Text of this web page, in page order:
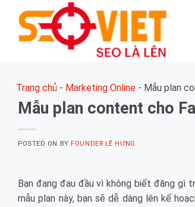
content
Trang chủ - Marketing Online - Mẫu plan
Mẫu plan content cho
POSTED ON BYFOUNDER LÊ HƯNG
Bạn đang đau đầu vì không biết đăng gì
mẫu plan này, bạn sẽ dễ dàng lên kế